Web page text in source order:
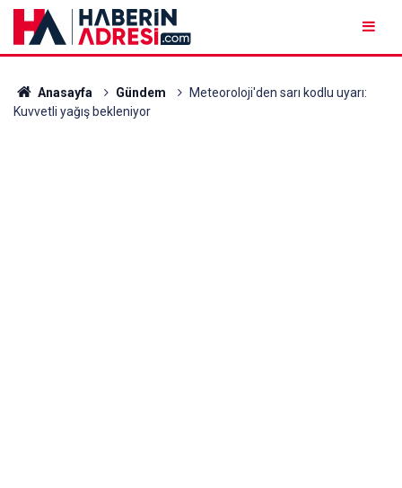
Anasayfa Gündem
Meteoroloji'den sarı kodlu uyarı:
Kuvvetli yağış bekleniyor